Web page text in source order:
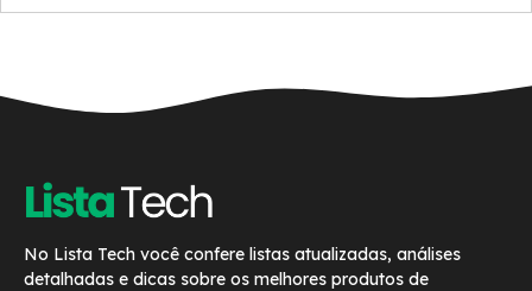
No Lista Tech você confere listas atualizadas, análises
detalhadas e dicas sobre os melhores produtos de